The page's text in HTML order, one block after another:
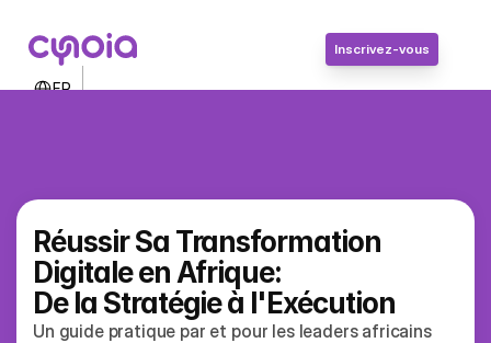
Inscrivez-vous
FR
Réussir Sa Transformation
Digitale en Afrique:
De la Stratégie à l'Exécution
Un guide pratique par et pour les leaders africains